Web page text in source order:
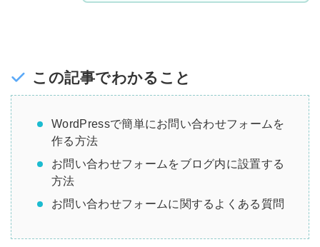
この記事でわかること
WordPressで簡単にお問い合わせフォームを
作る方法
お問い合わせフォームをブログ内に設置する
方法
お問い合わせフォームに関するよくある質問